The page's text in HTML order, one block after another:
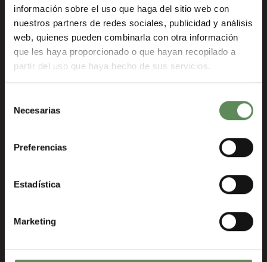
información sobre el uso que haga del sitio web con
nuestros partners de redes sociales, publicidad y análisis
web, quienes pueden combinarla con otra información
que les haya proporcionado o que hayan recopilado a
partir del uso que haya hecho de sus servicios.
Necesarias
Preferencias
Estadística
Marketing
Hecho para durar
Nuevo diseño de tercera generación
Solicitar una cotización
Especificaciones Técnicas
Los rodillos Roxia se fabrican según el diseño más